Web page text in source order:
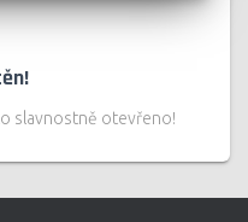
slavnostně otevřeno!